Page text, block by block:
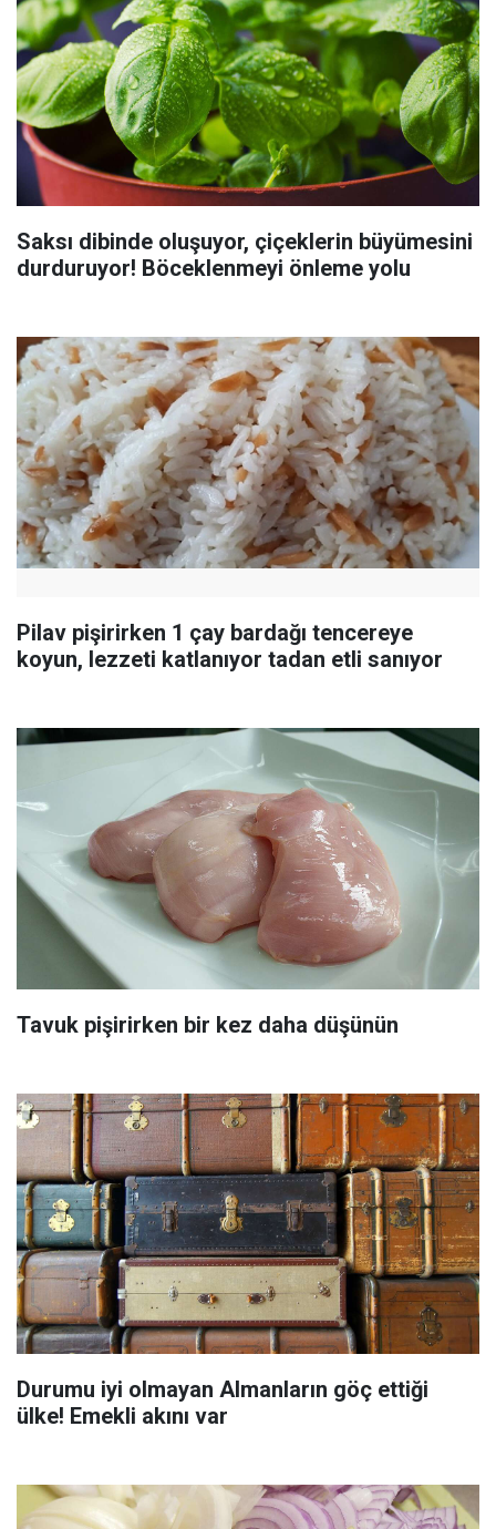
Saksı dibinde oluşuyor, çiçeklerin büyümesini
durduruyor! Böceklenmeyi önleme yolu
Pilav pişirirken 1 çay bardağı tencereye
koyun, lezzeti katlanıyor tadan etli sanıyor
Tavuk pişirirken bir kez daha düşünün
Durumu iyi olmayan Almanların göç ettiği
ülke! Emekli akını var